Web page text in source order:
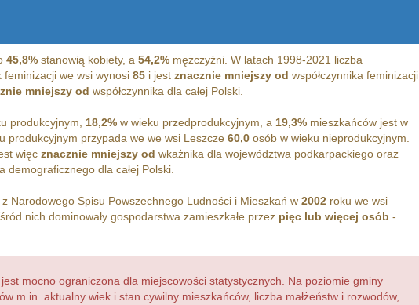
45,8%stanowią kobiety, a 54,2%mężczyźni. W latach 1998-2021 liczba
feminizacji we wsi wynosi 85i jest znacznie mniejszy od współczynnika feminizacji
mniejszy od współczynnika dla całej Polski.
produkcyjnym, 18,2%w wieku przedprodukcyjnym, a 19,3%mieszkańców jest w
produkcyjnym przypada we we wsi Leszcze 60,0osób w wieku nieprodukcyjnym.
więc znacznie mniejszy od wkażnika dla województwa podkarpackiego oraz
demograficznego dla całej Polski.
Narodowego Spisu Powszechnego Ludności i Mieszkań w 2002roku we wsi
nich dominowały gospodarstwa zamieszkałe przez pięc lub więcej osób -
mocno ograniczona dla miejscowości statystycznych. Na poziomie gminy
m.in. aktualny wiek i stan cywilny mieszkańców, liczba małżeństw i rozwodów,